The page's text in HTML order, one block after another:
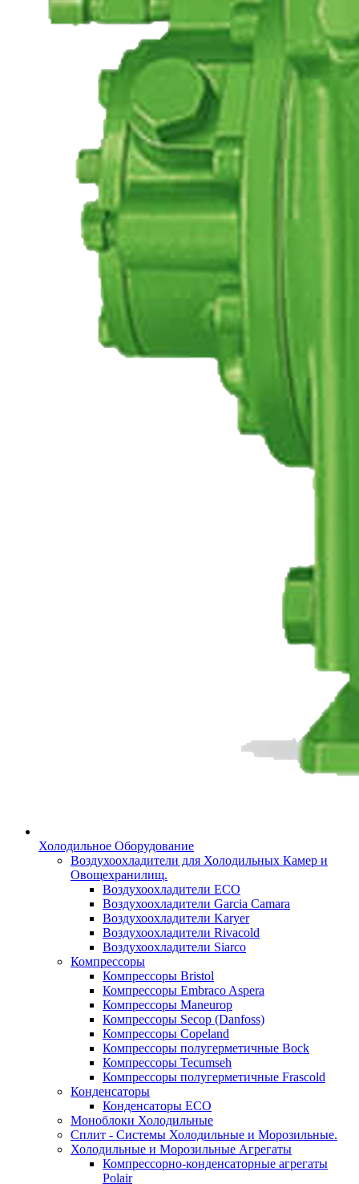
Холодильное Оборудование
Воздухоохладители для Холодильных Камер и
Овощехранилищ.
Воздухоохладители ECO
Воздухоохладители Garcia Camara
Воздухоохладители Karyer
Воздухоохладители Rivacold
Воздухоохладители Siarco
Компрессоры
Компрессоры Bristol
Компрессоры Embraco Aspera
Компрессоры Maneurop
Компрессоры Secop (Danfoss)
Компрессоры Copeland
Компрессоры полугерметичные Bock
Компрессоры Tecumseh
Компрессоры полугерметичные Frascold
Конденсаторы
Конденсаторы ECO
Моноблоки Холодильные
Сплит - Системы Холодильные и Морозильные.
Холодильные и Морозильные Агрегаты
Компрессорно-конденсаторные агрегаты
Polair